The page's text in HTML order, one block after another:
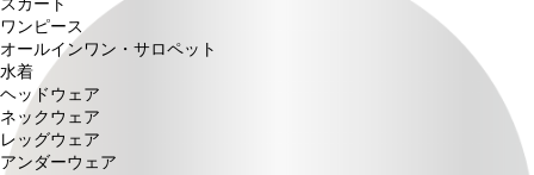
スカート
ワンピース
オールインワン・サロペット
水着
ヘッドウェア
ネックウェア
レッグウェア
アンダーウェア